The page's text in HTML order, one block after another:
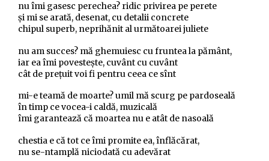
nu îmi gasesc perechea? ridic privirea pe perete
și mi se arată, desenat, cu detalii concrete
chipul superb, neprihănit al următoarei juliete
nu am succes? mă ghemuiesc cu fruntea la pământ,
iar ea îmi povestește, cuvânt cu cuvânt
cât de prețuit voi fi pentru ceea ce sînt
mi-e teamă de moarte? umil mă scurg pe pardoseală
în timp ce vocea-i caldă, muzicală
îmi garantează că moartea nu e atât de nasoală
chestia e că tot ce îmi promite ea, înflăcărat,
nu se-ntamplă niciodată cu adevărat